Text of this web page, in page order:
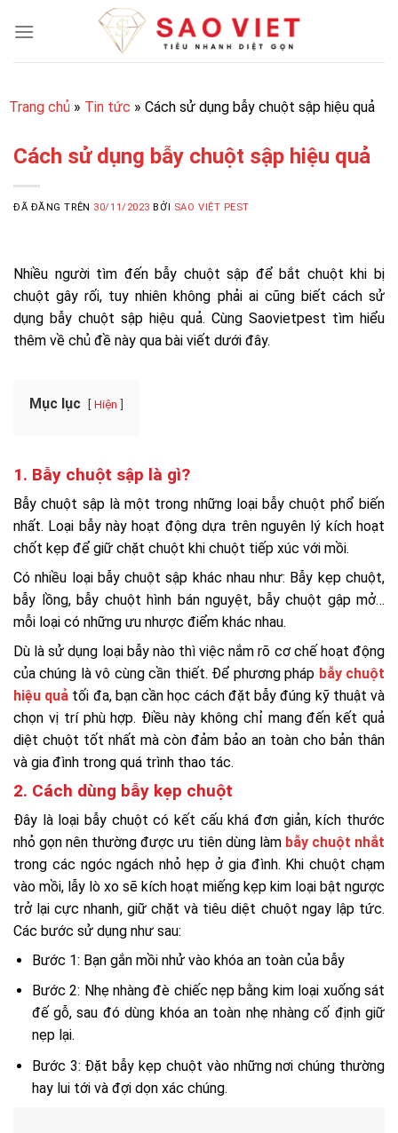
đến
Trang chủ» Tin tức » Cách sử dụng bẫy chuột sập hiệu quả
Cách sử dụng bẫy chuột sập hiệu quả
ĐÃ ĐĂNG TRÊN 30/11/2023 BỞI SAO VIỆT PEST
Nhiều người tìm đến bẫy chuột sập để bắt chuột khi bị
chuột gây rối, tuy nhiên không phải ai cũng biết cách sử
dụng bẫy chuột sập hiệu quả. Cùng Saovietpest tìm hiểu
thêm về chủ đề này qua bài viết dưới đây.
Mục lục Hiện
1. Bẫy chuột sập là gì?
Bẫy chuột sập là một trong những loại bẫy chuột phổ biến
nhất. Loại bẫy này hoạt động dựa trên nguyên lý kích hoạt
chốt kẹp để giữ chặt chuột khi chuột tiếp xúc với mồi.
Có nhiều loại bẫy chuột sập khác nhau như: Bẫy kẹp chuột,
bẫy lồng, bẫy chuột hình bán nguyệt, bẫy chuột gập mở…
mỗi loại có những ưu nhược điểm khác nhau.
Dù là sử dụng loại bẫy nào thì việc nắm rõ cơ chế hoạt động
của chúng là vô cùng cần thiết. Để phương pháp bẫy chuột
hiệu quả tối đa, bạn cần học cách đặt bẫy đúng kỹ thuật và
chọn vị trí phù hợp. Điều này không chỉ mang đến kết quả
diệt chuột tốt nhất mà còn đảm bảo an toàn cho bản thân
và gia đình trong quá trình thao tác.
2. Cách dùng bẫy kẹp chuột
Đây là loại bẫy chuột có kết cấu khá đơn giản, kích thước
nhỏ gọn nên thường được ưu tiên dùng làm bẫy chuột nhắt
trong các ngóc ngách nhỏ hẹp ở gia đình. Khi chuột chạm
vào mồi, lẫy lò xo sẽ kích hoạt miếng kẹp kim loại bật ngược
trở lại cực nhanh, giữ chặt và tiêu diệt chuột ngay lập tức.
Các bước sử dụng như sau:
Bước 1: Bạn gắn mồi nhử vào khóa an toàn của bẫy
Bước 2: Nhẹ nhàng đè chiếc nẹp bằng kim loại xuống sát
đế gỗ, sau đó dùng khóa an toàn nhẹ nhàng cố định giữ
nẹp lại.
Bước 3: Đặt bẫy kẹp chuột vào những nơi chúng thường
hay lui tới và đợi dọn xác chúng.